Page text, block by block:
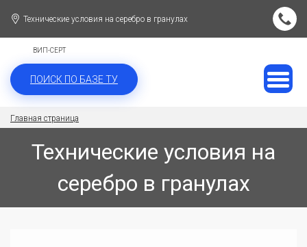
Технические условия на серебро в гранулах
ВИП-СЕРТ
ПОИСК ПО БАЗЕ ТУ
Главная страница
Технические условия на
серебро в гранулах